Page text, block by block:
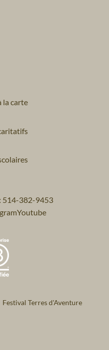
la carte
514-382-9453
Youtube
Festival Terres d'Aventure